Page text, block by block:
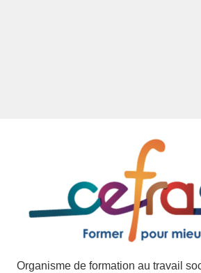
Organisme de formation au travail